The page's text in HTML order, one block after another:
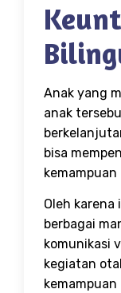
Anak yang
anak
bisa
Oleh
berbagai
komunikasi
kegiatan
kemampuan